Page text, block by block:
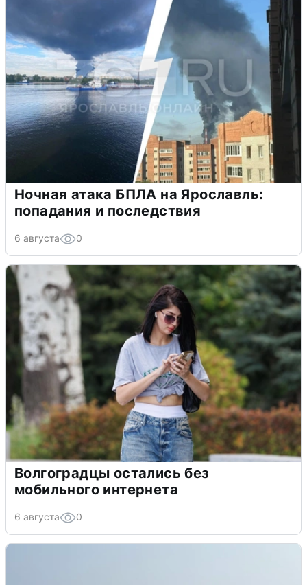
Ночная атака БПЛА на Ярославль:
попадания и последствия
6 августа 0
Волгоградцы остались без
мобильного интернета
6 августа 0